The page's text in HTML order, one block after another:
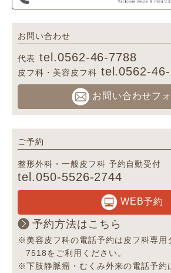
お問い合わせ
代表 tel.0562-46-7788
皮フ科・美容皮フ科 tel.0562-
お問い合わせフ
ご予約
整形外科・一般皮フ科 予約自動受付
tel.050-5526-2744
WEB予約
予約方法はこちら
※美容皮フ科の電話予約は皮フ科専
7518をご利用ください。
※下肢静脈瘤・むくみ外来の電話予約